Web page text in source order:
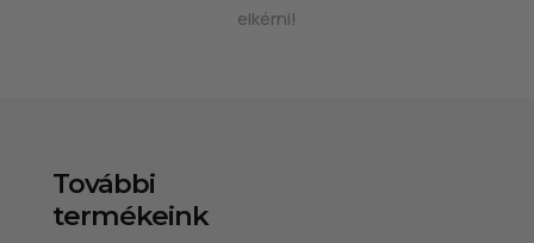
elkérni!
További
termékeink